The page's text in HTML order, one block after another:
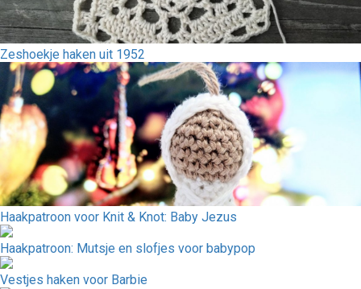
Zeshoekje haken uit 1952
Haakpatroon voor Knit & Knot: Baby Jezus
Haakpatroon: Mutsje en slofjes voor babypop
Vestjes haken voor Barbie